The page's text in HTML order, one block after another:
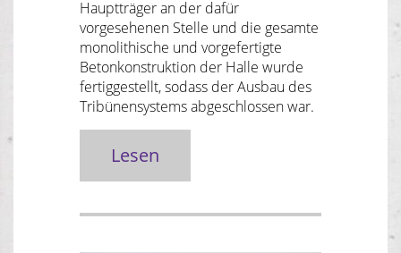
Hauptträger an der dafür
vorgesehenen Stelle und die gesamte
monolithische und vorgefertigte
Betonkonstruktion der Halle wurde
fertiggestellt, sodass der Ausbau des
Tribünensystems abgeschlossen war.
Lesen